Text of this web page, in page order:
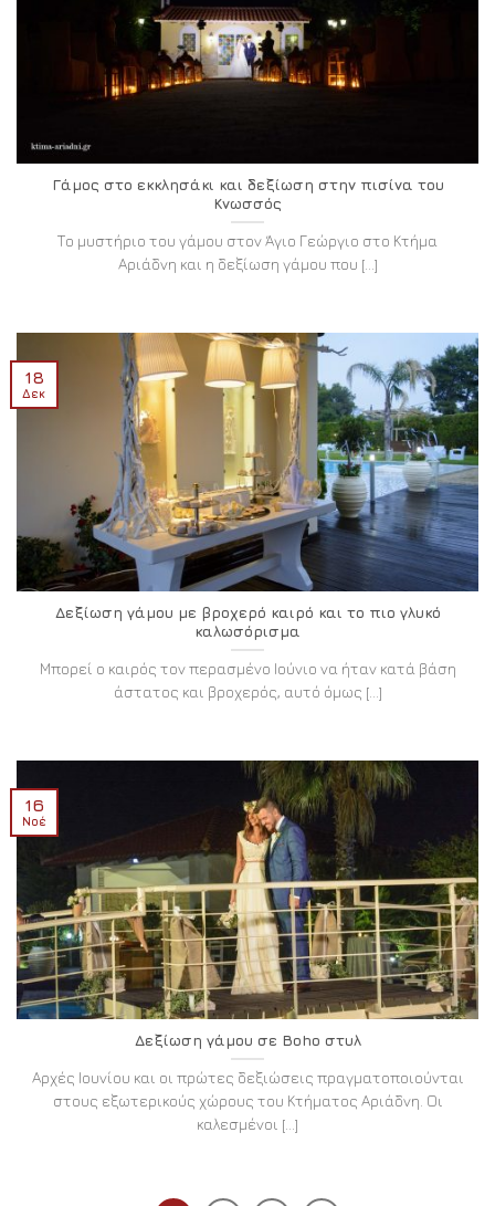
Γάμος στο εκκλησάκι και δεξίωση στην πισίνα του
Κνωσσός
Το μυστήριο του γάμου στον Άγιο Γεώργιο στο Κτήμα
Αριάδνη και η δεξίωση γάμου που [...]
Δεξίωση γάμου με βροχερό καιρό και το πιο γλυκό
καλωσόρισμα
Μπορεί ο καιρός τον περασμένο Ιούνιο να ήταν κατά βάση
άστατος και βροχερός, αυτό όμως [...]
18
Δεκ
Δεξίωση γάμου σε Boho στυλ
Αρχές Ιουνίου και οι πρώτες δεξιώσεις πραγματοποιούνται
στους εξωτερικούς χώρους του Κτήματος Αριάδνη. Οι
καλεσμένοι [...]
16
Νοέ